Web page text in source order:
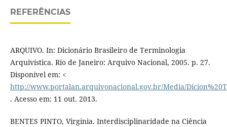
REFERÊNCIAS
ARQUIVO. In: Dicionário Brasileiro de Terminologia
Arquivística. Rio de Janeiro: Arquivo Nacional, 2005. p. 27.
Disponível em: <
http://www.portalan.arquivonacional.gov.br/Media/
. Acesso em: 11 out. 2013.
BENTES PINTO, Virgínia. Interdisciplinaridade na Ciência